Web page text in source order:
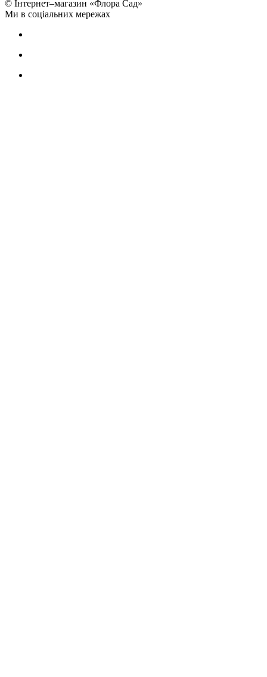
© Інтернет–магазин «Флора Сад»
Ми в соціальних мережах